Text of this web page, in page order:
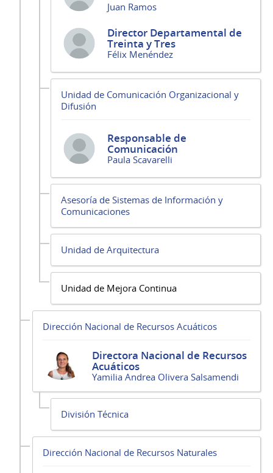
Juan Ramos
Director Departamental de
Treinta y Tres
Félix Menéndez
Unidad de Comunicación Organizacional y
Difusión
Responsable de
Comunicación
Paula Scavarelli
Asesoría de Sistemas de Información y
Comunicaciones
Unidad de Arquitectura
Unidad de Mejora Continua
Dirección Nacional de Recursos Acuáticos
Directora Nacional de Recursos
Acuáticos
Yamilia Andrea Olivera Salsamendi
División Técnica
Dirección Nacional de Recursos Naturales